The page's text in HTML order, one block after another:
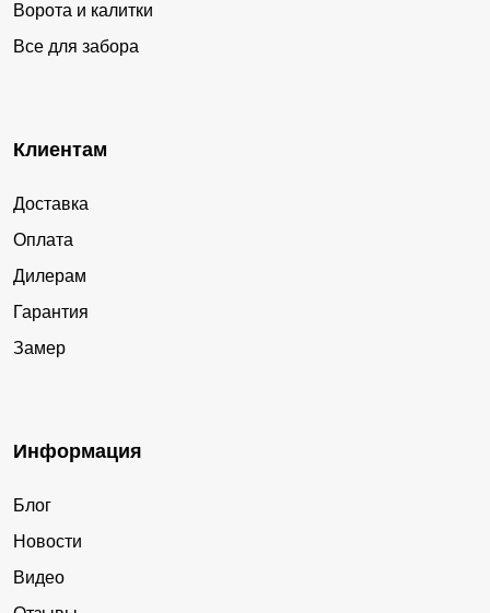
Ворота и калитки
Все для забора
Клиентам
Доставка
Оплата
Дилерам
Гарантия
Замер
Информация
Блог
Новости
Видео